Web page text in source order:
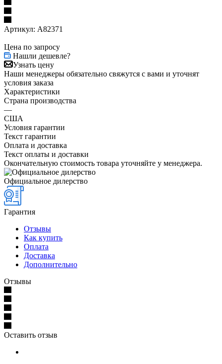
Артикул: A82371
Цена по запросу
Нашли дешевле?
Узнать цену
Наши менеджеры обязательно свяжутся с вами и уточнят
условия заказа
Характеристики
Страна производства
—
США
Условия гарантии
Текст гарантии
Оплата и доставка
Текст оплаты и доставки
Окончательную стоимость товара уточняйте у менеджера.
Официальное дилерство
Гарантия
Отзывы
Как купить
Оплата
Доставка
Дополнительно
Отзывы
Оставить отзыв